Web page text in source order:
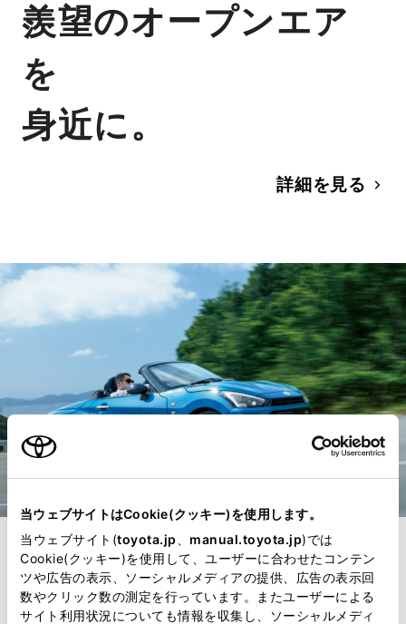
当ウェブサイトはCookie(クッキー)を使用します。
当ウェブサイト(toyota.jp manual.toyota.jp)では
Cookie(クッキー)を使用して、ユーザーに合わせたコンテン
ツや広告の表示、ソーシャルメディアの提供、広告の表示回
数やクリック数の測定を行っています。またユーザーによる
サイト利用状況についても情報を収集し、ソーシャルメディ
羨望のオープンエア
を
身近に。
詳細を見る
走行性能
しなやかで、歓びに